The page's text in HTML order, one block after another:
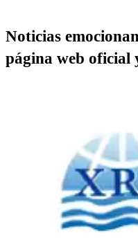
Noticias
página web oficial